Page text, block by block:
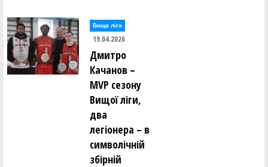
Вища лiга
19.04.2026
Дмитро
Качанов –
MVP сезону
Вищої ліги,
два
легіонера – в
символічній
збірній